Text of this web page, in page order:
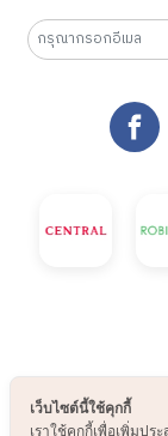
เว็บไซต์นี้ใช้คุกกี้
เราใช้คุกกี้เพื่อเพิ่มป